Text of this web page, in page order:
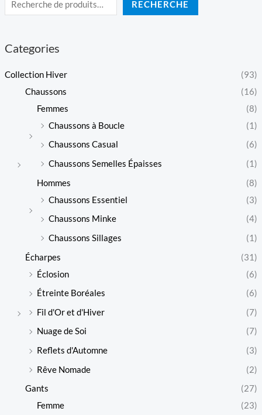
RECHERCHE
Categories
Collection Hiver
(93)
Chaussons
(16)
Femmes
(8)
Chaussons à Boucle
(1)
Chaussons Casual
(6)
Chaussons Semelles Épaisses
(1)
Hommes
(8)
Chaussons Essentiel
(3)
Chaussons Minke
(4)
Chaussons Sillages
(1)
Écharpes
(31)
Éclosion
(6)
Étreinte Boréales
(6)
Fil d'Or et d'Hiver
(7)
Nuage de Soi
(7)
Reflets d'Automne
(3)
Rêve Nomade
(2)
Gants
(27)
Femme
(23)